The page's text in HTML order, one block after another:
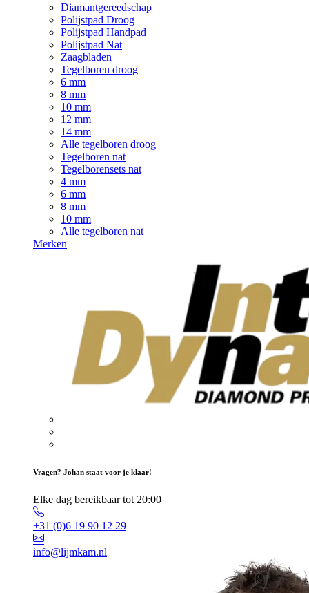
Diamantgereedschap
Polijstpad Droog
Polijstpad Handpad
Polijstpad Nat
Zaagbladen
Tegelboren droog
6 mm
8 mm
10 mm
12 mm
14 mm
Alle tegelboren droog
Tegelboren nat
Tegelborensets nat
4 mm
6 mm
8 mm
10 mm
Alle tegelboren nat
Merken
Vragen? Johan staat voor je klaar!
Elke dag bereikbaar tot 20:00
+31 (0)6 19 90 12 29
info@lijmkam.nl